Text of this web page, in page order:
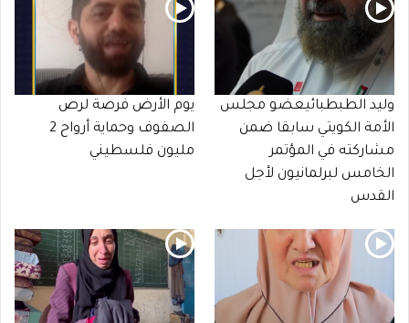
وليد الطبطبائيعضو مجلس
الأمة الكويتي سابقا ضمن
مشاركته في المؤتمر
الخامس لبرلمانيون لأجل
القدس
يوم الأرض فرصة لرص
الصفوف وحماية أرواح 2
مليون فلسطيني